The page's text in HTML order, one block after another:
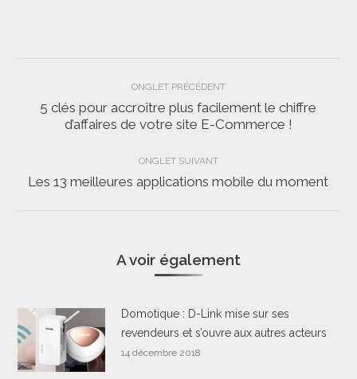
Navigation
de
ONGLET PRÉCÉDENT
Onglet
5 clés pour accroître plus facilement le chiffre
d’affaires de votre site E-Commerce !
ONGLET SUIVANT
Onglet
Les 13 meilleures applications mobile du moment
A voir également
Domotique : D-Link mise sur ses
revendeurs et s’ouvre aux autres acteurs
14 décembre 2018